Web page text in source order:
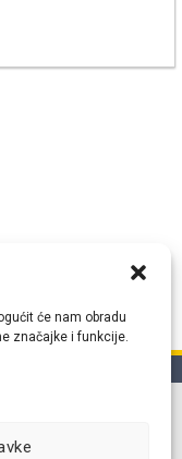
će nam obradu
značajke i funkcije.